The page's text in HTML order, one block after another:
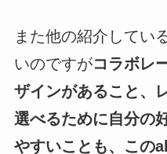
また他の紹介してい
いのですがコラボレ
ザインがあること、
選べるために自分の
やすいことも、この